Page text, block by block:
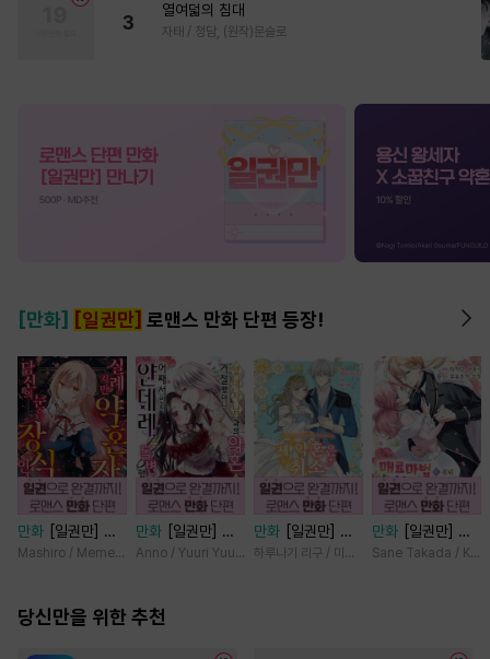
3
열여덟의 침대
자태 / 청담, (원작)문슬로
[만화] [일권만] 로맨스 만화 단편 등장!
만화
[일권만] 실
례지만 약혼자님,
Mashiro / Memeko
만화
[일권만] 왕
태자님과의 약혼을
변했습니다 [단행
Anno / Yuuri Yuudachi
만화
[일권만] 제
약혼은 취소되었습
하루나기 리구 / 미즈메
만화
[일권만] 매
료 마법에 걸린 척
Sane Takada /
당신만을 위한 추천